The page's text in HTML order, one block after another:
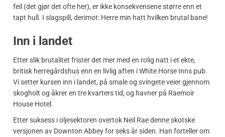
feil (det gjør det ofte her), er ikke konsekvensene større enn et
tapt hull. I slagspill, derimot: Herre min hatt hvilken brutal bane!
Inn i landet
Etter slik brutalitet frister det mer med en rolig natt i et ekte,
britisk herregårdshus enn en livlig aften i White Horse Inns pub.
Vi setter kursen inn i landet, på smale og svingete veier gjennom
skogholt og åkrer en tre kvarters tid, og havner på Raemoir
House Hotel.
Etter suksess i oljesektoren overtok Neil Rae denne skotske
versjonen av Downton Abbey for seks år siden. Han forteller om